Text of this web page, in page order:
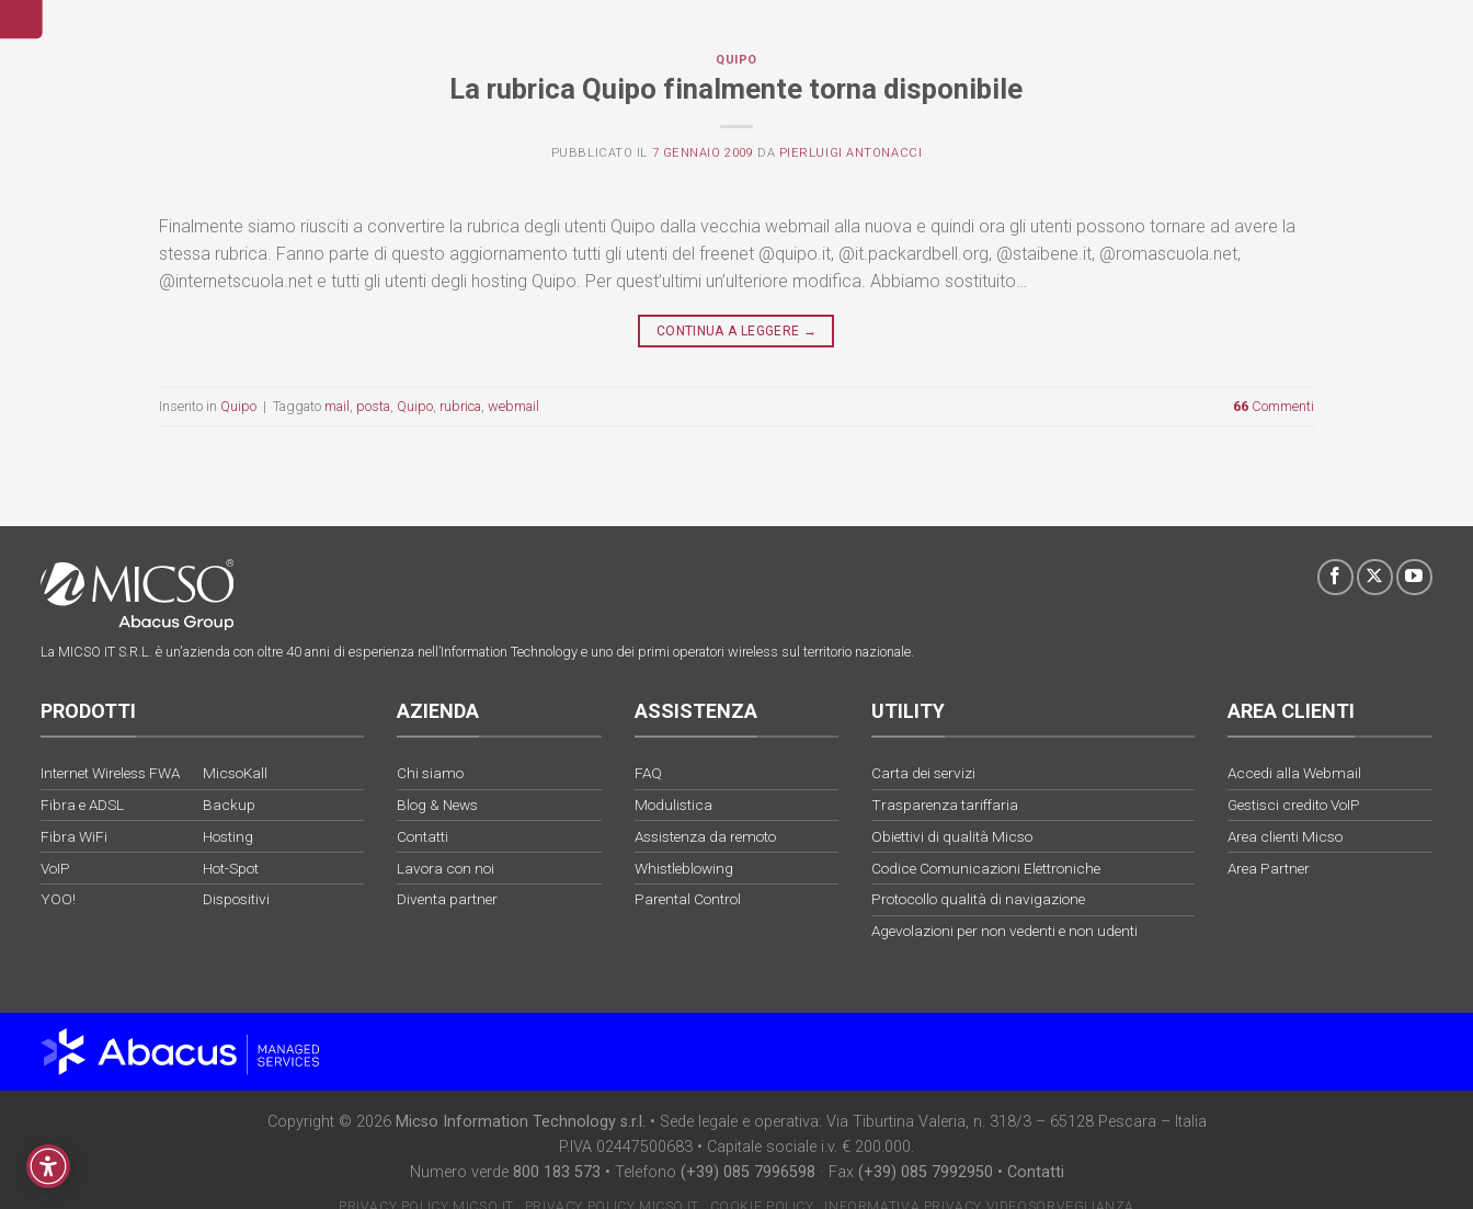
QUIPO
La rubrica Quipo finalmente torna disponibile
PUBBLICATO IL 7 GENNAIO 2009 DA PIERLUIGI ANTONACCI
Finalmente siamo riusciti a convertire la rubrica degli utenti Quipo dalla vecchia webmail alla nuova e quindi ora gli utenti possono tornare ad avere la
stessa rubrica. Fanno parte di questo aggiornamento tutti gli utenti del freenet @quipo.it, @it.packardbell.org, @staibene.it, @romascuola.net,
@internetscuola.net e tutti gli utenti degli hosting Quipo. Per quest’ultimi un’ulteriore modifica. Abbiamo sostituito…
CONTINUA A LEGGERE →
Inserito in Quipo | Taggato mail posta Quipo rubrica ,webmail 66Commenti
La MICSO IT S.R.L. è un'azienda con oltre 40 anni di esperienza nell’Information Technology e uno dei primi operatori wireless sul territorio nazionale.
PRODOTTI
Internet Wireless FWA
Fibra e ADSL
Fibra WiFi
VoIP
YOO!
MicsoKall
Backup
Hosting
Hot-Spot
Dispositivi
AZIENDA
Chi siamo
Blog & News
Contatti
Lavora con noi
Diventa partner
ASSISTENZA
FAQ
Modulistica
Assistenza da remoto
Whistleblowing
Parental Control
UTILITY
Carta dei servizi
Trasparenza tariffaria
Obiettivi di qualità Micso
Codice Comunicazioni Elettroniche
Protocollo qualità di navigazione
Agevolazioni per non vedenti e non udenti
AREA CLIENTI
Accedi alla Webmail
Gestisci credito VoIP
Area clienti Micso
Area Partner
Copyright © 2026Micso Information Technology s.r.l. • Sede legale e operativa: Via Tiburtina Valeria, n. 318/3 – 65128 Pescara – Italia
P.IVA 02447500683 • Capitale sociale i.v. € 200.000.
Numero verde 800 183 573 • Telefono (+39) 085 7996598 · Fax (+39) 085 7992950 • Contatti